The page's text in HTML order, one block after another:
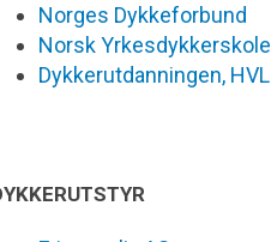
Norges Dykkeforbund
Norsk Yrkesdykkerskole
Dykkerutdanningen, HVL